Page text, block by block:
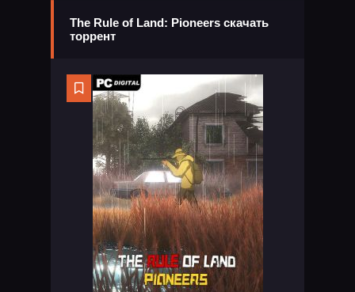
The Rule of Land: Pioneers скачать
торрент